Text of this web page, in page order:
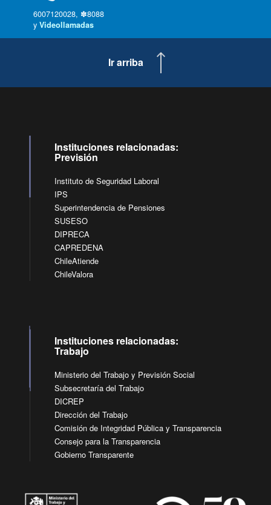
6007120028, ✽8088
y Videollamadas
Ir arriba
Instituciones relacionadas:
Previsión
Instituto de Seguridad Laboral
IPS
Superintendencia de Pensiones
SUSESO
DIPRECA
CAPREDENA
ChileAtiende
ChileValora
Instituciones relacionadas:
Trabajo
Ministerio del Trabajo y Previsión Social
Subsecretaría del Trabajo
DICREP
Dirección del Trabajo
Comisión de Integridad Pública y Transparencia
Consejo para la Transparencia
Gobierno Transparente